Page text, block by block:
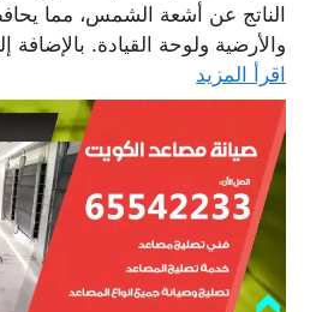
الناتج عن أشعة الشمس، مما
والأرضية ولوحة القيادة. بالإضافة
اقرأ المزيد